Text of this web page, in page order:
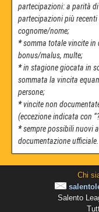
partecipazioni: a parità
partecipazioni più
cognome/nome;
*somma totale vincite in
bonus/malus, multe;
*in stagione giocata in
sommata la vincita
persone;
*vincite non
(eccezione indicata con
*sempre possibili nuovi
documentazione ufficiale.
Chi
Salento